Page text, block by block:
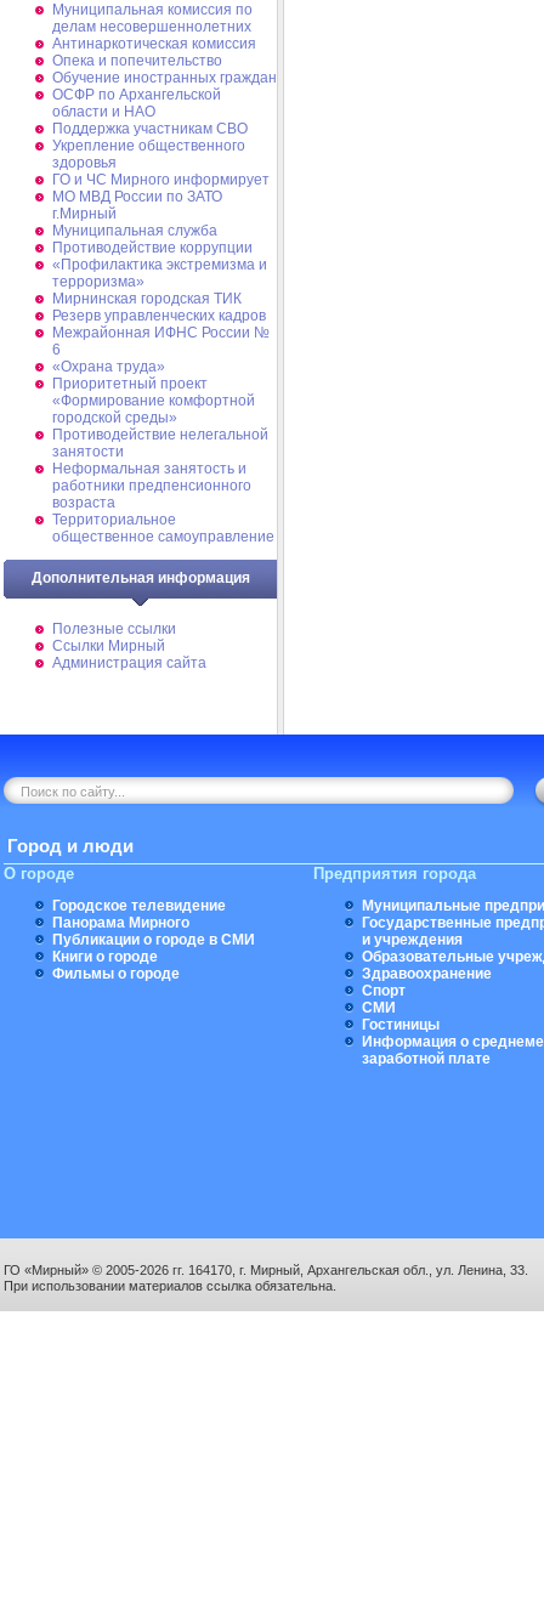
Муниципальная комиссия по
делам несовершеннолетних
Антинаркотическая комиссия
Опека и попечительство
Обучение иностранных граждан
ОСФР по Архангельской
области и НАО
Поддержка участникам СВО
Укрепление общественного
здоровья
ГО и ЧС Мирного информирует
МО МВД России по ЗАТО
г.Мирный
Муниципальная cлужба
Противодействие коррупции
«Профилактика экстремизма и
терроризма»
Мирнинская городская ТИК
Резерв управленческих кадров
Межрайонная ИФНС России №
6
«Охрана труда»
Приоритетный проект
«Формирование комфортной
городской среды»
Противодействие нелегальной
занятости
Неформальная занятость и
работники предпенсионного
возраста
Территориальное
общественное самоуправление
Дополнительная информация
Полезные ссылки
Ссылки Мирный
Администрация сайта
Город и люди
О городе
Городское телевидение
Панорама Мирного
Публикации о городе в СМИ
Книги о городе
Фильмы о городе
Предприятия города
Муниципальные
Государственные
и учреждения
Образовательные
Здравоохранение
Спорт
СМИ
Гостиницы
Информация о
заработной плате
ГО «Мирный» © 2005-2026 гг. 164170, г. Мирный, Архангельская обл., ул. Ленина, 33.
При использовании материалов ссылка обязательна.